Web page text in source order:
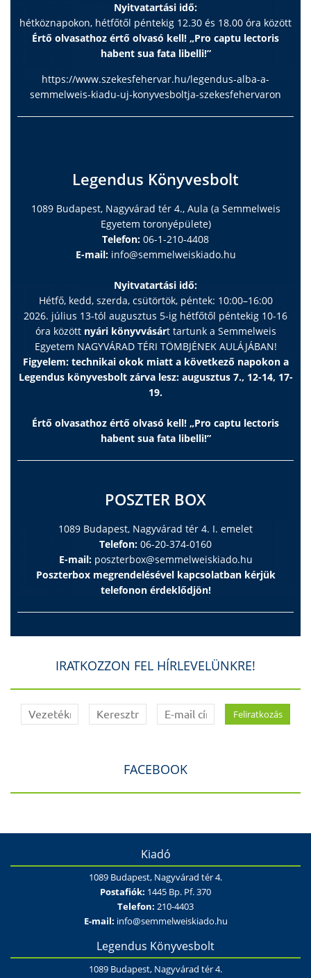
Nyitvatartási idő:
hétköznapokon, hétfőtől péntekig 12.30 és 18.00 óra között
Értő olvasathoz értő olvasó kell! „Pro captu lectoris
habent sua fata libelli!”
https://www.szekesfehervar.hu/legendus-alba-a-
semmelweis-kiadu-uj-konyvesboltja-szekesfehervaron
Legendus Könyvesbolt
1089 Budapest, Nagyvárad tér 4., Aula (a Semmelweis
Egyetem toronyépülete)
Telefon: 06-1-210-4408
E-mail: info@semmelweiskiado.hu
Nyitvatartási idő:
Hétfő, kedd, szerda, csütörtök, péntek: 10:00–16:00
2026. július 13-tól augusztus 5-ig hétfőtől péntekig 10-16
óra között nyári könyvvásárt tartunk a Semmelweis
Egyetem NAGYVÁRAD TÉRI TÖMBJÉNEK AULÁJÁBAN!
Figyelem: technikai okok miatt a következő napokon a
Legendus könyvesbolt zárva lesz: augusztus 7., 12-14, 17-
19.
Értő olvasathoz értő olvasó kell! „Pro captu lectoris
habent sua fata libelli!”
POSZTER BOX
1089 Budapest, Nagyvárad tér 4. I. emelet
Telefon: 06-20-374-0160
E-mail: poszterbox@semmelweiskiado.hu
Poszterbox megrendelésével kapcsolatban kérjük
telefonon érdeklődjön!
IRATKOZZON FEL HÍRLEVELÜNKRE!
FACEBOOK
Kiadó
1089 Budapest, Nagyvárad tér 4.
Postafiók: 1445 Bp. Pf. 370
Telefon: 210-4403
E-mail: info@semmelweiskiado.hu
Legendus Könyvesbolt
1089 Budapest, Nagyvárad tér 4.